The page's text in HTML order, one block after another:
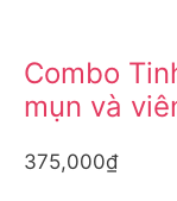
Combo
mụn và
375,000₫